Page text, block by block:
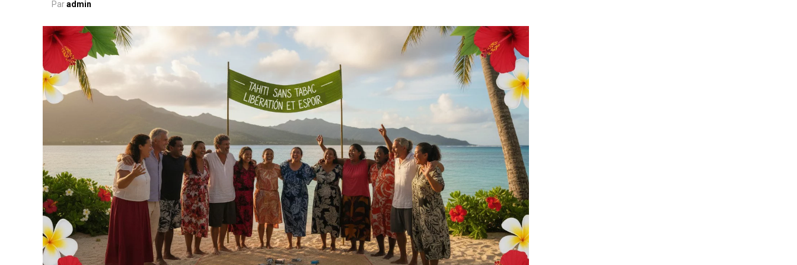
Pourquoi on s’habitue à aller mal (et pourquoi c’est
dangereux)
Notre cerveau est une machine d’adaptation extraordinaire. Il cherche constamment à
économiser de l’énergie et à créer des automatismes. Quand tu vis dans un état de mal-
être prolongé — que ce soit de la tristesse, de l’anxiété, de la colère ou du découragement
— ton cerveau finit par considérer cet état comme “normal”. C’est ce qu’on appelle en
psychologie unehabitude émotionnelle.
Concrètement, voici comment ça fonctionne :
1. La répétition crée des circuits neuronaux :Chaque fois que tu penses “je suis nul”,
“je n’y arriverai jamais”, “tout va mal”, tu renforces un chemin neuronal spécifique dans
ton cerveau. Avec le temps, ce chemin devient une autoroute, la route par défaut que ton
esprit emprunte automatiquement.
Paradmin